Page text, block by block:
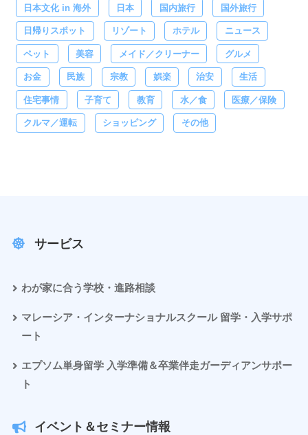
日本文化 in 海外 日本 国内旅行 国外旅行
日帰りスポット リゾート ホテル ニュース
ペット 美容 メイド／クリーナー グルメ
お金 民族 宗教 娯楽 治安 生活
住宅事情 子育て 教育 水／食 医療／保険
クルマ／運転 ショッピング その他
サービス
わが家に合う学校・進路相談
マレーシア・インターナショナルスクール 留学・入学サポ
ート
エプソム単身留学 入学準備＆卒業伴走ガーディアンサポー
ト
イベント＆セミナー情報